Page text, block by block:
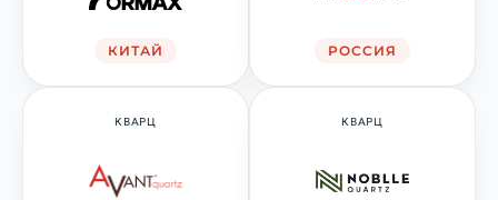
КИТАЙ РОССИЯ
КВАРЦ КВАРЦ